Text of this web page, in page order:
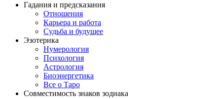
Гадания и предсказания
Отношения
Карьера и работа
Cудьба и будущее
Эзотерика
Нумерология
Психология
Астрология
Биоэнергетика
Все о Таро
Совместимость знаков зодиака